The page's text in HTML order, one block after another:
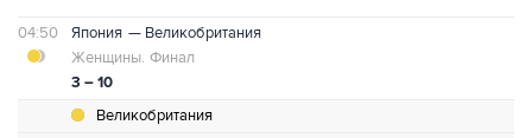
04:50 Япония — Великобритания
3 – 10
Женщины. Финал
Великобритания